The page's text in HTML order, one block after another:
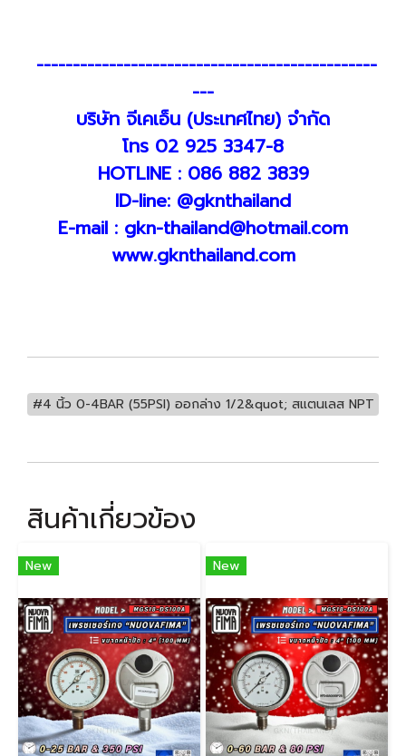
-----------------------------------------------
---
บริษัท จีเคเอ็น (ประเทศไทย) จำกัด
โทร 02 925 3347-8
HOTLINE : 086 882 3839
ID-line: @gknthailand
E-mail : gkn-thailand@hotmail.com
www.gknthailand.com
#4 นิ้ว 0-4BAR (55PSI) ออกล่าง 1/2&quot; สแตนเลส NPT
สินค้าเกี่ยวข้อง
New New